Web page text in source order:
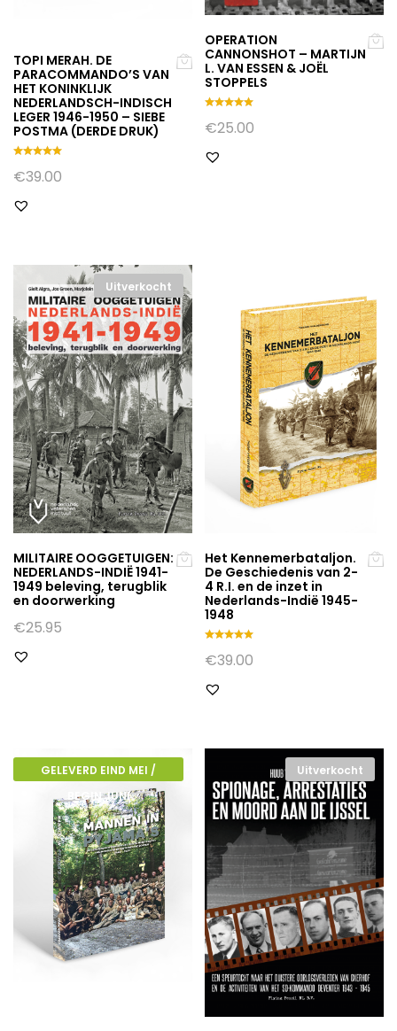
TOPI MERAH. DE
PARACOMMANDO’S VAN
HET KONINKLIJK
NEDERLANDSCH-INDISCH
LEGER 1946-1950 – SIEBE
POSTMA (DERDE DRUK)
Gewaarde
erd
uit 5
€39.00
OPERATION
CANNONSHOT – MARTIJN
L. VAN ESSEN & JOËL
STOPPELS
Gewaarde
erd
uit 5
€25.00
Uitverkocht
MILITAIRE OOGGETUIGEN:
NEDERLANDS-INDIË 1941-
1949 beleving, terugblik
en doorwerking
€25.95
Het Kennemerbataljon.
De Geschiedenis van 2-
4 R.I. en de inzet in
Nederlands-Indië 1945-
1948
Gewaarde
erd
uit 5
€39.00
GELEVERD EIND MEI /
BEGIN JUNI
Uitverkocht